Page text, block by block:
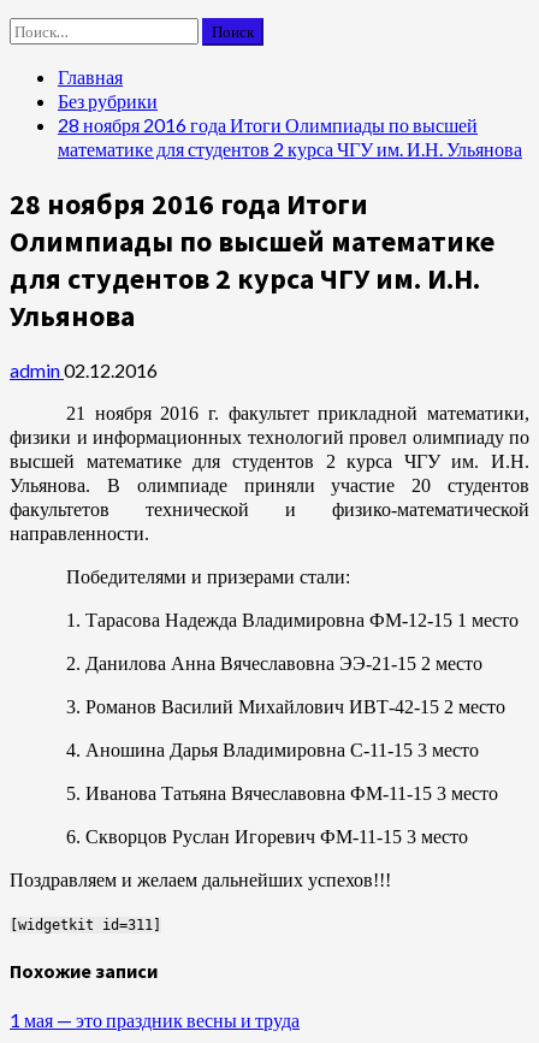
Найти:
Главная
Без рубрики
28 ноября 2016 года Итоги Олимпиады по высшей
математике для студентов 2 курса ЧГУ им. И.Н. Ульянова
28 ноября 2016 года Итоги
Олимпиады по высшей математике
для студентов 2 курса ЧГУ им. И.Н.
Ульянова
admin02.12.2016
21 ноября 2016 г. факультет прикладной математики,
физики и информационных технологий провел олимпиаду по
высшей математике для студентов 2 курса ЧГУ им. И.Н.
Ульянова. В олимпиаде приняли участие 20 студентов
факультетов технической и физико-математической
направленности.
Победителями и призерами стали:
1. Тарасова Надежда Владимировна ФМ-12-15 1 место
2. Данилова Анна Вячеславовна ЭЭ-21-15 2 место
3. Романов Василий Михайлович ИВТ-42-15 2 место
4. Аношина Дарья Владимировна С-11-15 3 место
5. Иванова Татьяна Вячеславовна ФМ-11-15 3 место
6. Скворцов Руслан Игоревич ФМ-11-15 3 место
Поздравляем и желаем дальнейших успехов!!!
[widgetkit id=311]
Похожие записи
1 мая — это праздник весны и труда